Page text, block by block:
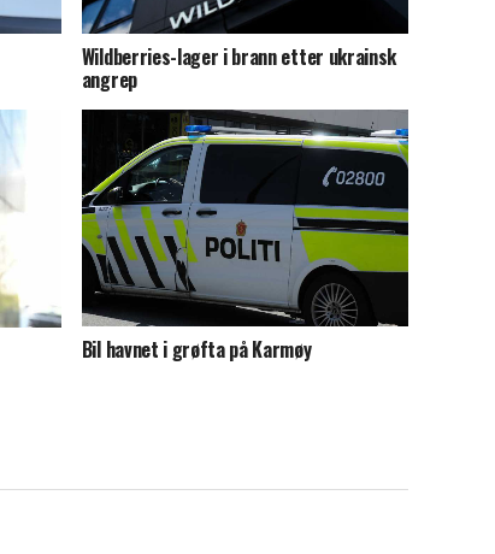
Wildberries-lager i brann etter ukrainsk
angrep
Bil havnet i grøfta på Karmøy